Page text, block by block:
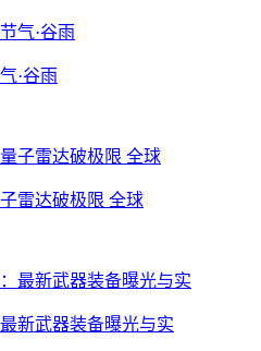
·谷雨
雷达破极限 全球
新武器装备曝光与实